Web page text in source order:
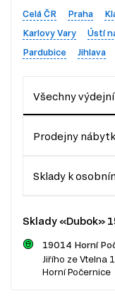
Celá ČR Praha
Karlovy Vary
Ústí
Pardubice
Jihlava
Všechny
Prodejny
Sklady k
Sklady «Dubok»
19014 Horní
Jiřího ze Vtelna
Horní Počernice